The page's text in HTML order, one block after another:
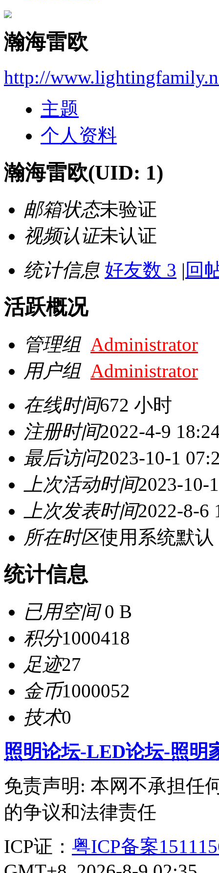
瀚海雷欧
http://
主题
个人资料
瀚海雷欧(UID: 1)
邮箱状态未验证
视频认证未认证
统计信息 好友数 3 | 回
活跃概况
管理组 Administrator
用户组 Administrator
在线时间672 小时
注册时间2022-4-9
最后访问2023-10-1
上次活动时间2023-10-
上次发表时间2022-8-6
所在时区使用系统默认
统计信息
已用空间0 B
积分1000418
足迹27
金币1000052
技术0
照明论坛-LED论坛-照明
免责声明: 本网不承担任
的争议和法律责任
ICP证： 粤ICP备案